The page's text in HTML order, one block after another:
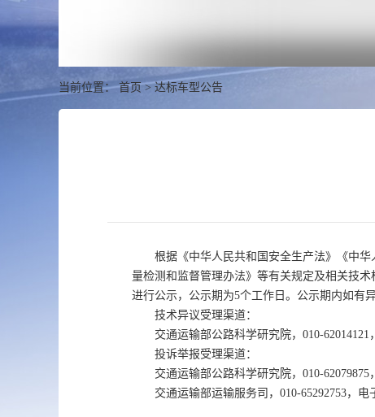
当前位置：首页>达标车型公告
根据《中华人民共和国安全生产法》《中
量检测和监督管理办法》等有关规定及相关技
进行公示，公示期为5个工作日。公示期内如有
技术异议受理渠道：
交通运输部公路科学研究院，010-62014121
投诉举报受理渠道：
交通运输部公路科学研究院，010-
交通运输部运输服务司，010-65292753，电